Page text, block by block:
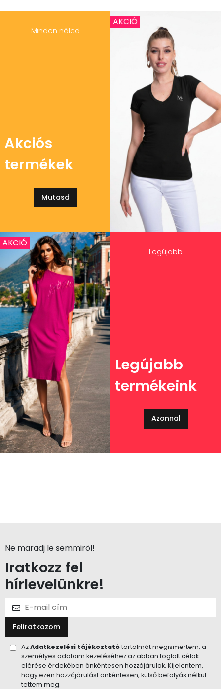
Minden nálad
Akciós
termékek
Mutasd
AKCIÓ
Legújabb
Legújabb
termékeink
Azonnal
AKCIÓ
Ne maradj le semmiröl!
Iratkozz fel
hírlevelünkre!
Feliratkozom
AzAdatkezelési tájékoztatótartalmát megismertem, a
személyes adataim kezeléséhez az abban foglalt célok
elérése érdekében önkéntesen hozzájárulok. Kijelentem,
hogy ezen hozzájárulást önkéntesen, külső befolyás nélkül
tettem meg.